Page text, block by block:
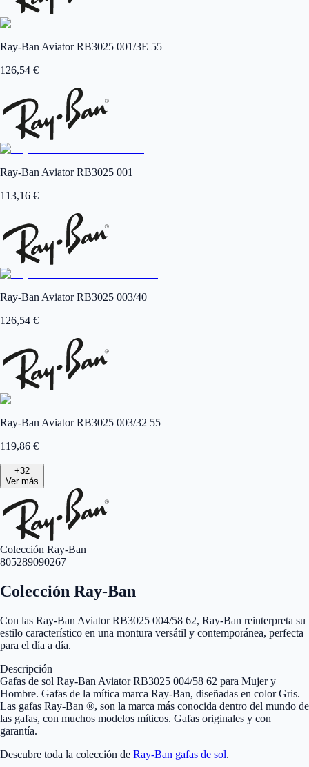
Ray-Ban Aviator RB3025 001/3E 55
126,54 €
Ray-Ban Aviator RB3025 001
113,16 €
Ray-Ban Aviator RB3025 003/40
126,54 €
Ray-Ban Aviator RB3025 003/32 55
119,86 €
+32
Ver más
Colección Ray-Ban
805289090267
Colección Ray-Ban
Con las Ray-Ban Aviator RB3025 004/58 62, Ray-Ban reinterpreta su
estilo característico en una montura versátil y contemporánea, perfecta
para el día a día.
Descripción
Gafas de sol Ray-Ban Aviator RB3025 004/58 62 para Mujer y
Hombre. Gafas de la mítica marca Ray-Ban, diseñadas en color Gris.
Las gafas Ray-Ban ®, son la marca más conocida dentro del mundo de
las gafas, con muchos modelos míticos. Gafas originales y con
garantía.
Descubre toda la colección de Ray-Ban gafas de sol.